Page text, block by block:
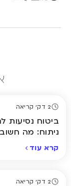
2 דק' קריאה
ביטוח נסיעות
ניתוח: מה
קרא עוד
2 דק' קריאה